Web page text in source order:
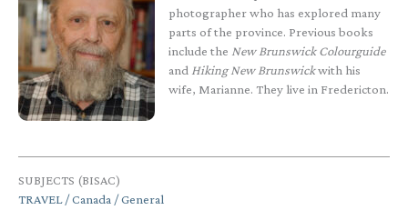
photographer who has explored many
parts of the province. Previous books
include the New Brunswick Colourguide
and Hiking New Brunswickwith his
wife, Marianne. They live in Fredericton.
SUBJECTS (BISAC)
TRAVEL / Canada / General